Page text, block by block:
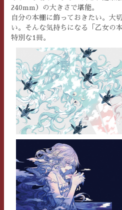
240mm）の大きさで堪能。
自分の本棚に飾っておきたい。大
い。そんな気持ちになる「乙女の
特別な1冊。